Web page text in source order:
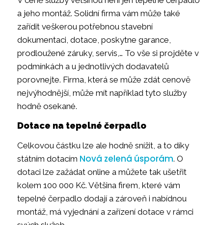
a jeho montáž. Solidní firma vám může také
zařídit veškerou potřebnou stavební
dokumentaci, dotace, poskytne garance,
prodloužené záruky, servis,… To vše si projděte v
podmínkách a u jednotlivých dodavatelů
porovnejte. Firma, která se může zdát cenově
nejvýhodnější, může mít například tyto služby
hodně osekané.
Dotace na tepelné čerpadlo
Celkovou částku lze ale hodně snížit, a to díky
státním dotacím Nová zelená úsporám. O
dotaci lze zažádat online a můžete tak ušetřit
kolem 100 000 Kč. Většina firem, které vám
tepelné čerpadlo dodají a zároveň i nabídnou
montáž, má vyjednání a zařízení dotace v rámci